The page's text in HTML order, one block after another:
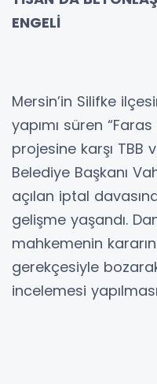
ENGELİ
Mersin’in Silifke
yapımı süren
projesine karşı TBB
Belediye Başkanı
açılan iptal
gelişme yaşandı.
mahkemenin
gerekçesiyle
incelemesi